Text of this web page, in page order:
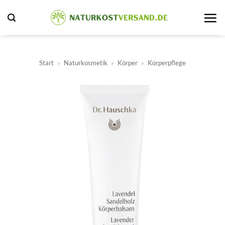
Inhalt
springen
Start » Naturkosmetik » Körper » Körperpflege